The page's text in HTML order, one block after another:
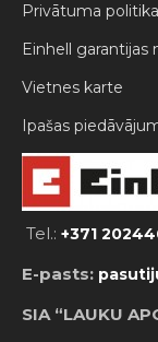
Privātuma politika
Einhell garantijas
Vietnes karte
Ipašas
Tel.: +371
E-pasts:
SIA “LAUKU